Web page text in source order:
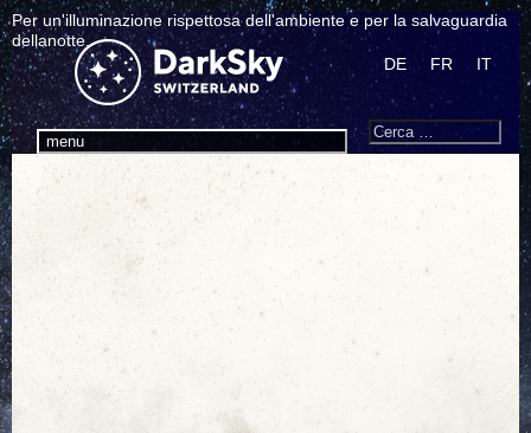
Per un'illuminazione rispettosa dell'ambiente e per la salvaguardia
dellanotte.
menu
DE FR IT
Search
Cerca: